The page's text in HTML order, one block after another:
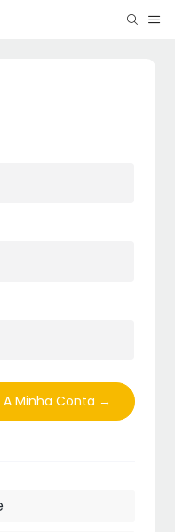
A Minha Conta →